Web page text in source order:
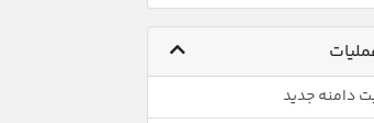
دامنه جدید